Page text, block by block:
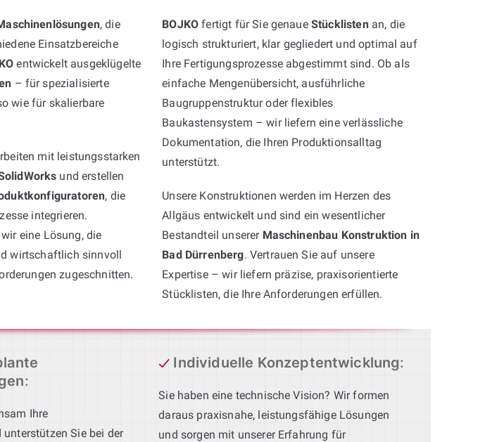
, die
Einsatzbereiche
entwickelt ausgeklügelte
– für spezialisierte
wie für skalierbare
mit leistungsstarken
und erstellen
, die
integrieren.
eine Lösung, die
wirtschaftlich sinnvoll
zugeschnitten.
BOJKO fertigt für Sie genaue Stücklistenan, die
logisch strukturiert, klar gegliedert und optimal auf
Ihre Fertigungsprozesse abgestimmt sind. Ob als
einfache Mengenübersicht, ausführliche
Baugruppenstruktur oder flexibles
Baukastensystem – wir liefern eine verlässliche
Dokumentation, die Ihren Produktionsalltag
unterstützt.
Unsere Konstruktionen werden im Herzen des
Allgäus entwickelt und sind ein wesentlicher
Bestandteil unserer Maschinenbau Konstruktion in
Bad Dürrenberg. Vertrauen Sie auf unsere
Expertise – wir liefern präzise, praxisorientierte
Stücklisten, die Ihre Anforderungen erfüllen.
:
Ihre
Sie bei der
Individuelle Konzeptentwicklung:
Sie haben eine technische Vision? Wir formen
daraus praxisnahe, leistungsfähige Lösungen
und sorgen mit unserer Erfahrung für